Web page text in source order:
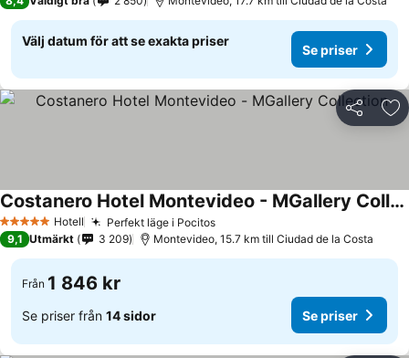
Välj datum för att se exakta priser
Se priser
Dela
5 Stjärnor Hotell Perfekt läge i Pocitos
Costanero Hotel Montevideo - MGallery Collection
9,1 Utmärkt 3 209 Montevideo, 15.7 km till Ciudad de la Costa
Från 1 846 kr
Se priser från 14 sidor Se priser